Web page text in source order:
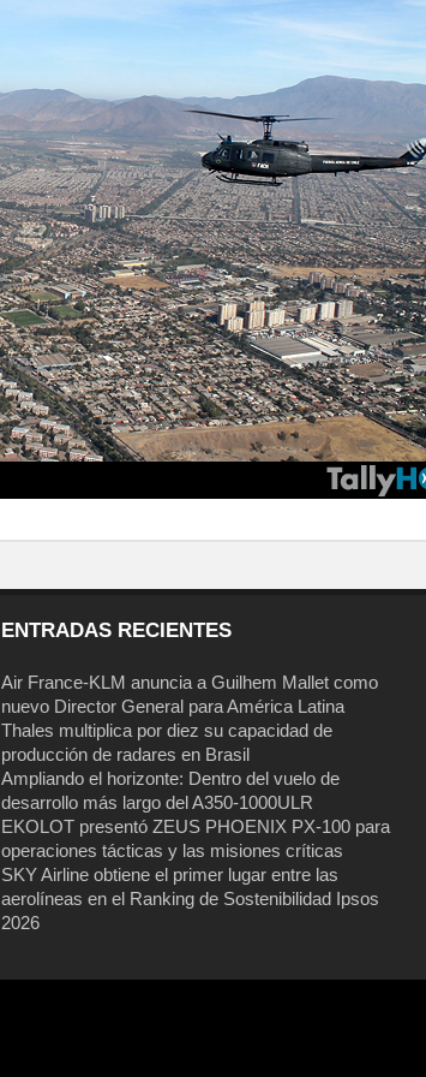
ENTRADAS RECIENTES
Air France-KLM anuncia a Guilhem Mallet como
nuevo Director General para América Latina
Thales multiplica por diez su capacidad de
producción de radares en Brasil
Ampliando el horizonte: Dentro del vuelo de
desarrollo más largo del A350-1000ULR
EKOLOT presentó ZEUS PHOENIX PX-100 para
operaciones tácticas y las misiones críticas
SKY Airline obtiene el primer lugar entre las
aerolíneas en el Ranking de Sostenibilidad Ipsos
2026
Air France-KLM anuncia a Guilhem
Mallet como nuevo Director General
para América Latina